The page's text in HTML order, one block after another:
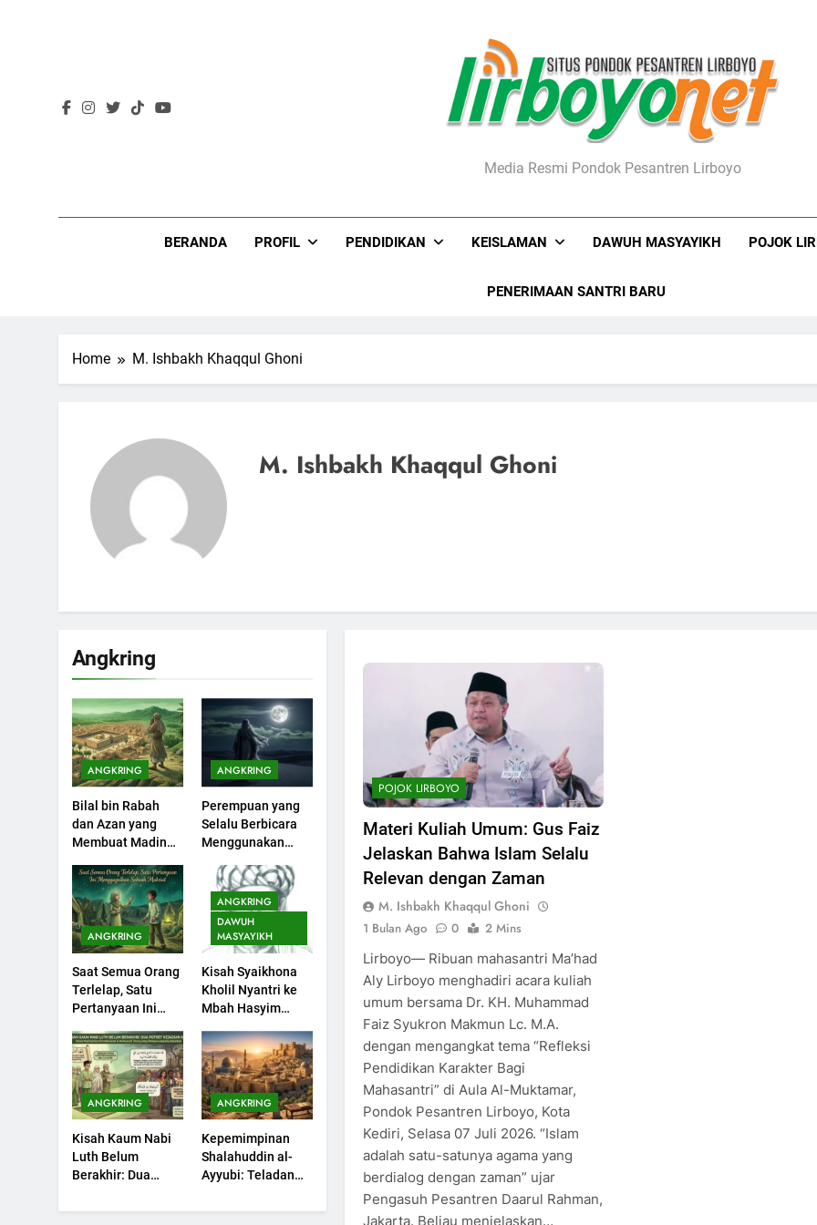
Lirboyo.netMedia Resmi Pondok Pesantren Lirboyo
BERANDA PROFIL PENDIDIKAN KEISLAMAN DAWUH MASYAYIKH POJOK
PENERIMAAN SANTRI BARU
Home M. Ishbakh Khaqqul Ghoni
M. Ishbakh Khaqqul Ghoni
Angkring
ANGKRING
Bilal bin Rabah
dan Azan yang
Membuat Madinah
ANGKRING
Perempuan yang
Selalu Berbicara
Menggunakan
ANGKRING
Saat Semua Orang
Terlelap, Satu
Pertanyaan Ini
Sebuah Maksiat
ANGKRING
DAWUH
MASYAYIKH
Kisah Syaikhona
Kholil Nyantri ke
Mbah Hasyim
ANGKRING
Kisah Kaum Nabi
Luth Belum
Berakhir: Dua
yang Kini Kembali
ANGKRING
Kepemimpinan
Shalahuddin al-
Ayyubi: Teladan
Dipelajari oleh
Khutbah Idul Fitri di
Rumah
KHUTBAH
201
Khutbah jumat:
Sejarah Seebagai
Pembangkit Jiwa
202
Khutbah Jumat :
Supaya Amal Bisa
Diterima
203
Khutbah Jumat:
Bulan Muharram
Bulan Bersejarah
KHUTBAH
1
Khutbah Jumat:
Mengapa Orang
Dengki Tak Akan
Pernah Berjaya?
KHUTBAH
2
POJOK LIRBOYO
Materi Kuliah Umum: Gus Faiz
Jelaskan Bahwa Islam Selalu
Relevan dengan Zaman
M. Ishbakh Khaqqul Ghoni
1 Bulan Ago 0
2 Mins
Lirboyo— Ribuan mahasantri Ma’had
Aly Lirboyo menghadiri acara kuliah
umum bersama Dr. KH. Muhammad
Faiz Syukron Makmun Lc. M.A.
dengan mengangkat tema “Refleksi
Pendidikan Karakter Bagi
Mahasantri” di Aula Al-Muktamar,
Pondok Pesantren Lirboyo, Kota
Kediri, Selasa 07 Juli 2026. “Islam
adalah satu-satunya agama yang
berdialog dengan zaman” ujar
Pengasuh Pesantren Daarul Rahman,
Jakarta. Beliau menjelaskan…